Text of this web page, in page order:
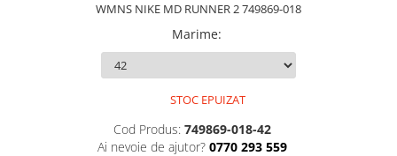
WMNS NIKE MD RUNNER 2 749869-018
Marime:
STOC EPUIZAT
Cod Produs: 749869-018-42
Ai nevoie de ajutor? 0770 293 559